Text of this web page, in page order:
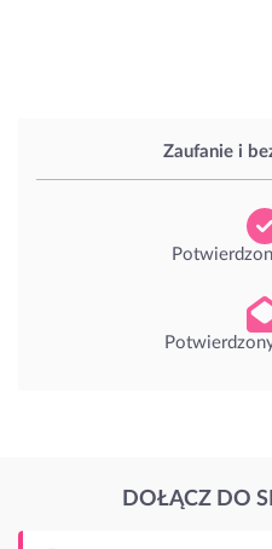
Zaufanie i
DOŁĄCZ DO